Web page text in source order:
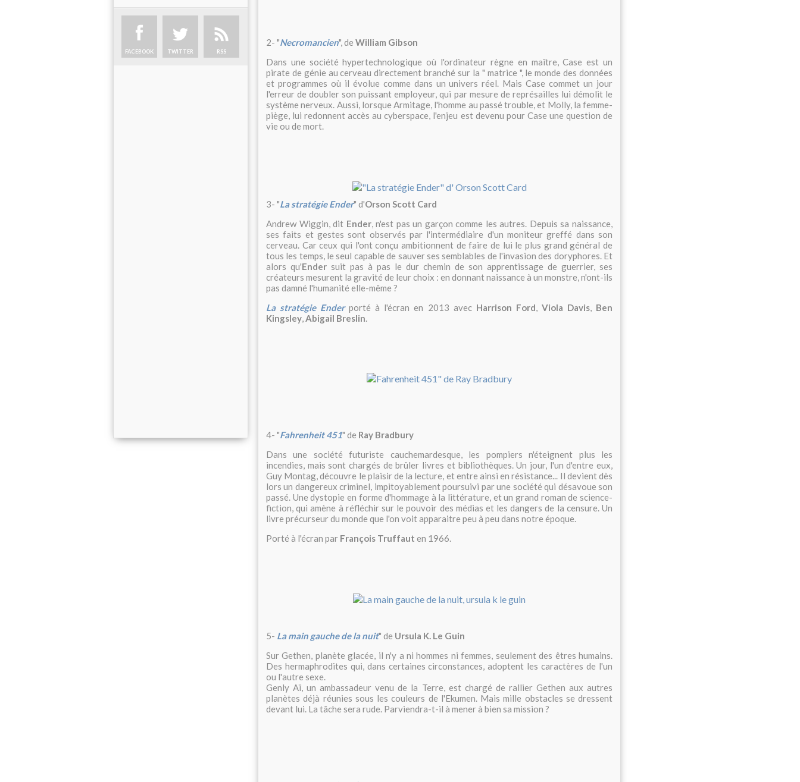
FACEBOOK TWITTER RSS
2- "Necromancien", de William Gibson
Dans une société hypertechnologique où l'ordinateur règne en maître, Case est un
pirate de génie au cerveau directement branché sur la " matrice ", le monde des données
et programmes où il évolue comme dans un univers réel. Mais Case commet un jour
l'erreur de doubler son puissant employeur, qui par mesure de représailles lui démolit le
système nerveux. Aussi, lorsque Armitage, l'homme au passé trouble, et Molly, la femme-
piège, lui redonnent accès au cyberspace, l'enjeu est devenu pour Case une question de
vie ou de mort.
3- "La stratégie Ender" d'Orson Scott Card
Andrew Wiggin, dit Ender, n'est pas un garçon comme les autres. Depuis sa naissance,
ses faits et gestes sont observés par l'intermédiaire d'un moniteur greffé dans son
cerveau. Car ceux qui l'ont conçu ambitionnent de faire de lui le plus grand général de
tous les temps, le seul capable de sauver ses semblables de l'invasion des doryphores. Et
alors qu'Ender suit pas à pas le dur chemin de son apprentissage de guerrier, ses
créateurs mesurent la gravité de leur choix : en donnant naissance à un monstre, n'ont-ils
pas damné l'humanité elle-même ?
La stratégie Enderporté à l'écran en 2013 avec Harrison Ford, Viola Davis, Ben
Kingsley,Abigail Breslin.
4- "Fahrenheit 451" de Ray Bradbury
Dans une société futuriste cauchemardesque, les pompiers n'éteignent plus les
incendies, mais sont chargés de brûler livres et bibliothèques. Un jour, l'un d'entre eux,
Guy Montag, découvre le plaisir de la lecture, et entre ainsi en résistance... Il devient dès
lors un dangereux criminel, impitoyablement poursuivi par une société qui désavoue son
passé. Une dystopie en forme d'hommage à la littérature, et un grand roman de science-
fiction, qui amène à réfléchir sur le pouvoir des médias et les dangers de la censure. Un
livre précurseur du monde que l'on voit apparaitre peu à peu dans notre époque.
Porté à l'écran par François Truffaut en 1966.
5- La main gauche de la nuit" de Ursula K. Le Guin
Sur Gethen, planète glacée, il n'y a ni hommes ni femmes, seulement des êtres humains.
Des hermaphrodites qui, dans certaines circonstances, adoptent les caractères de l'un
ou l'autre sexe.
Genly Aï, un ambassadeur venu de la Terre, est chargé de rallier Gethen aux autres
planètes déjà réunies sous les couleurs de l'Ekumen. Mais mille obstacles se dressent
devant lui. La tâche sera rude. Parviendra-t-il à mener à bien sa mission ?